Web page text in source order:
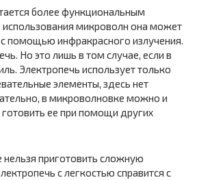
более функциональным
микроволн она может
помощью инфракрасного излучения.
Но это лишь в том случае, если в
Электропечь использует только
элементы, здесь нет
в микроволновке можно и
ее при помощи других
приготовить сложную
с легкостью справится с